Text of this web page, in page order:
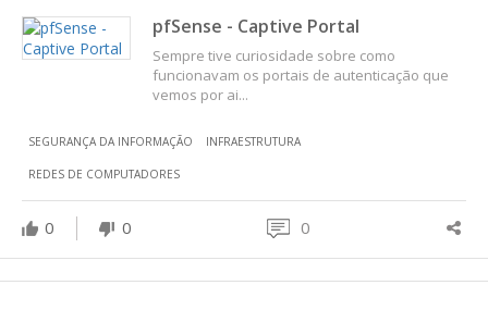
pfSense - Captive Portal
Sempre tive curiosidade sobre como
funcionavam os portais de autenticação que
vemos por ai...
SEGURANÇA DA INFORMAÇÃO INFRAESTRUTURA
REDES DE COMPUTADORES
0 0 0